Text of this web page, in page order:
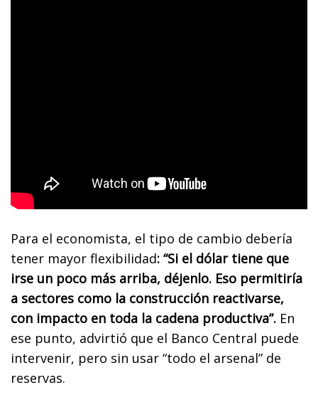
Para el economista, el tipo de cambio debería
tener mayor flexibilidad: “Si el dólar tiene que
irse un poco más arriba, déjenlo. Eso permitiría
a sectores como la construcción reactivarse,
con impacto en toda la cadena productiva”. En
ese punto, advirtió que el Banco Central puede
intervenir, pero sin usar “todo el arsenal” de
reservas.